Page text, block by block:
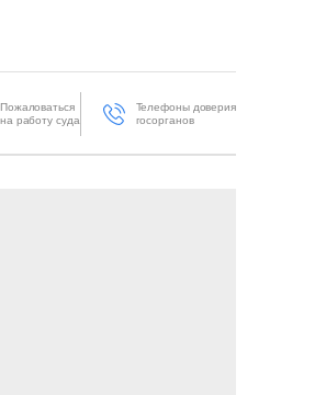
Пожаловаться
на работу суда
Телефоны доверия
госорганов